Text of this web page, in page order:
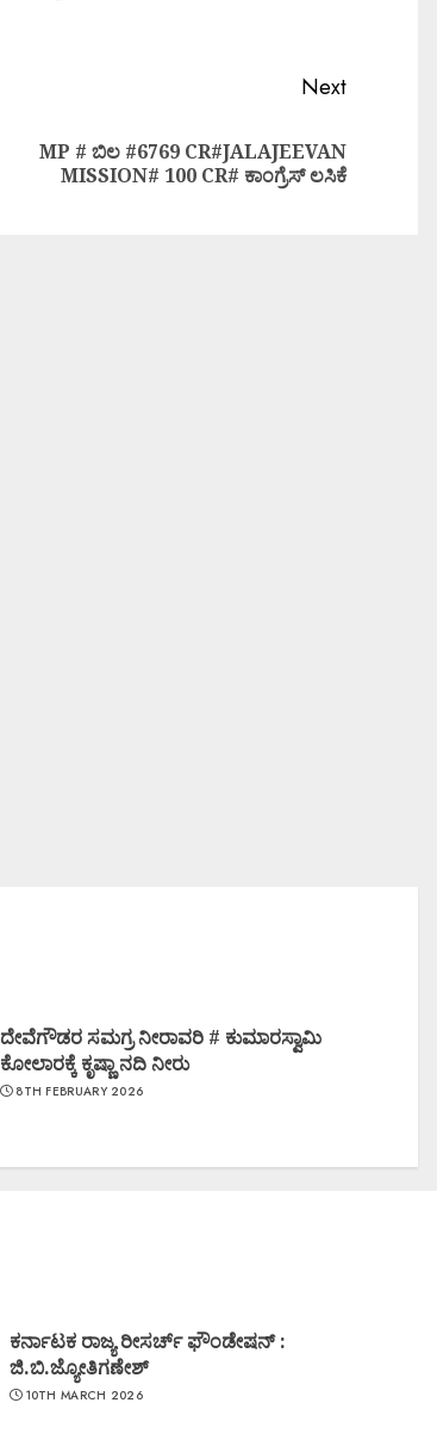
Next
MP # ಬಿಲ #6769 CR#JALAJEEVAN
MISSION# 100 CR# ಕಾಂಗ್ರೆಸ್ ಲಸಿಕೆ
ದೇವೆಗೌಡರ ಸಮಗ್ರ ನೀರಾವರಿ # ಕುಮಾರಸ್ವಾಮಿ
ಕೋಲಾರಕ್ಕೆ ಕೃಷ್ಣಾ ನದಿ ನೀರು
8TH FEBRUARY 2026
ಕರ್ನಾಟಕ ರಾಜ್ಯ ರೀಸರ್ಚ್ ಫೌಂಡೇಷನ್ :
ಜಿ.ಬಿ.ಜ್ಯೋತಿಗಣೇಶ್
10TH MARCH 2026